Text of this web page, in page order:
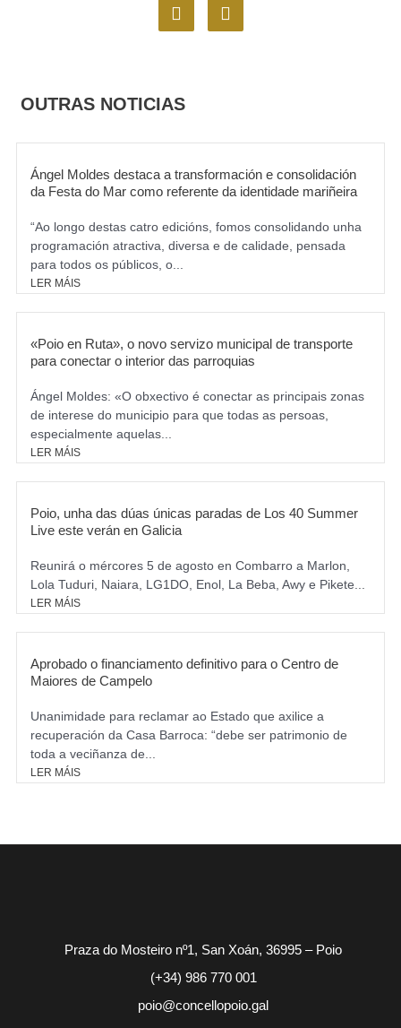
a
o
o
n
m
OUTRAS NOTICIAS
Ángel Moldes destaca a transformación e consolidación
da Festa do Mar como referente da identidade mariñeira
“Ao longo destas catro edicións, fomos consolidando unha
programación atractiva, diversa e de calidade, pensada
para todos os públicos, o...
LER MÁIS
«Poio en Ruta», o novo servizo municipal de transporte
para conectar o interior das parroquias
Ángel Moldes: «O obxectivo é conectar as principais zonas
de interese do municipio para que todas as persoas,
especialmente aquelas...
LER MÁIS
Poio, unha das dúas únicas paradas de Los 40 Summer
Live este verán en Galicia
Reunirá o mércores 5 de agosto en Combarro a Marlon,
Lola Tuduri, Naiara, LG1DO, Enol, La Beba, Awy e Pikete...
LER MÁIS
Aprobado o financiamento definitivo para o Centro de
Maiores de Campelo
Unanimidade para reclamar ao Estado que axilice a
recuperación da Casa Barroca: “debe ser patrimonio de
toda a veciñanza de...
LER MÁIS
Praza do Mosteiro nº1, San Xoán, 36995 – Poio
(+34) 986 770 001
poio@concellopoio.gal